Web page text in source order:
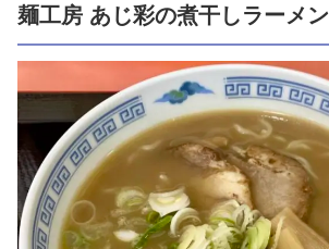
麺工房 あじ彩の煮干しラーメン